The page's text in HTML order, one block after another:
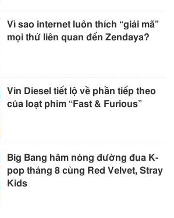
Vì sao internet luôn thích “giải mã”
mọi thứ liên quan đến Zendaya?
Vin Diesel tiết lộ về phần tiếp theo
của loạt phim “Fast & Furious”
Big Bang hâm nóng đường đua K-
pop tháng 8 cùng Red Velvet, Stray
Kids